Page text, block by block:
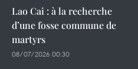
Lao Cai : à la recherche
d’une fosse commune de
martyrs
08/07/2026 00:30